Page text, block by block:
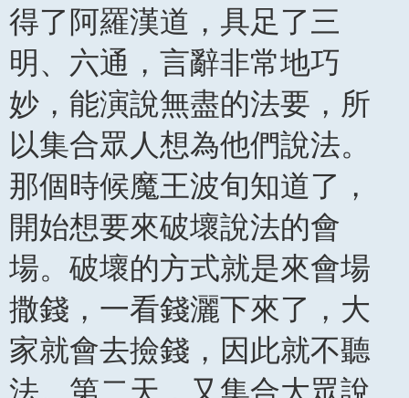
得了阿羅漢道，具足了三
明、六通，言辭非常地巧
妙，能演說無盡的法要，所
以集合眾人想為他們說法。
那個時候魔王波旬知道了，
開始想要來破壞說法的會
場。破壞的方式就是來會場
撒錢，一看錢灑下來了，大
家就會去撿錢，因此就不聽
法。第二天，又集合大眾說